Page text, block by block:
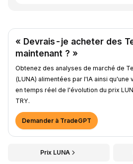
« Devrais-je acheter des
maintenant ? »
Obtenez des analyses de marché de
(LUNA) alimentées par l'IA ainsi qu'une
en temps réel de l'évolution du prix
TRY.
Demander à TradeGPT
Prix LUNA